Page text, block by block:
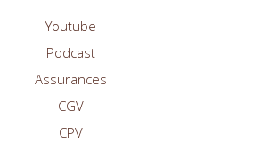
Youtube
Podcast
Assurances
CGV
CPV